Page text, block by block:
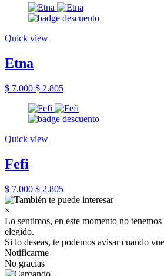
Quick view
Etna
$ 7.000 $ 2.805
Quick view
Fefi
$ 7.000 $ 2.805
×
Lo sentimos, en este momento no
elegido.
Si lo deseas, te podemos avisar cuando
Notificarme
No gracias